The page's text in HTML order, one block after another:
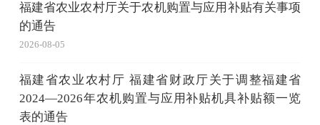
福建省农业农村厅关于农机购置与应用补贴有关事项
的通告
2026-08-05
福建省农业农村厅 福建省财政厅关于调整福建省
2024—2026年农机购置与应用补贴机具补贴额一览
表的通告